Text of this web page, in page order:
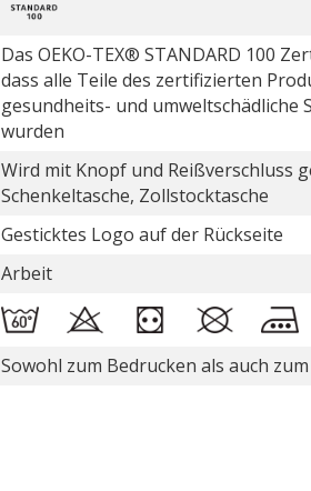
Das OEKO-TEX® STANDARD 100
dass alle Teile des zertifizierten
gesundheits- und umweltschädliche
wurden
Wird mit Knopf und Reißverschluss
Schenkeltasche, Zollstocktasche
Gesticktes Logo auf der Rückseite
Arbeit
Sowohl zum Bedrucken als auch